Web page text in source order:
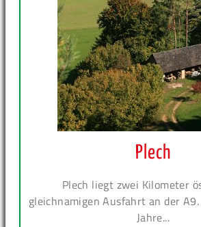
Plech
Plech liegt zwei Kilometer
gleichnamigen Ausfahrt an der
Jahre...